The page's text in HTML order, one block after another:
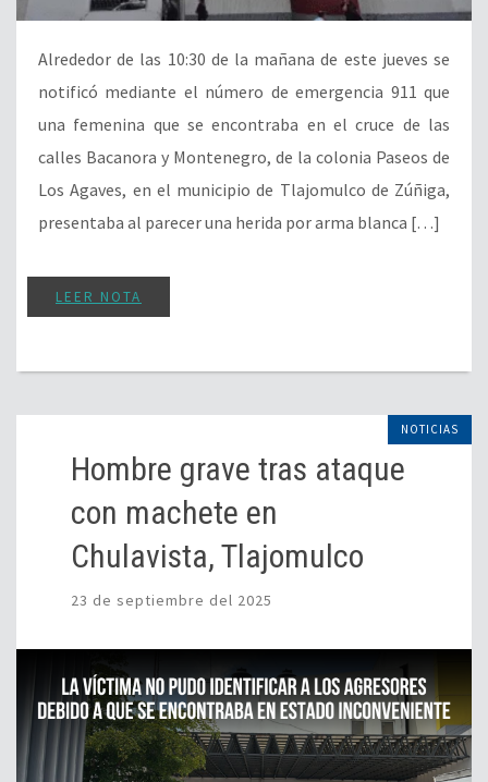
Alrededor de las 10:30 de la mañana de este jueves se
notificó mediante el número de emergencia 911 que
una femenina que se encontraba en el cruce de las
calles Bacanora y Montenegro, de la colonia Paseos de
Los Agaves, en el municipio de Tlajomulco de Zúñiga,
presentaba al parecer una herida por arma blanca […]
LEER NOTA
NOTICIAS
Hombre grave tras ataque
con machete en
Chulavista, Tlajomulco
23 de septiembre del 2025